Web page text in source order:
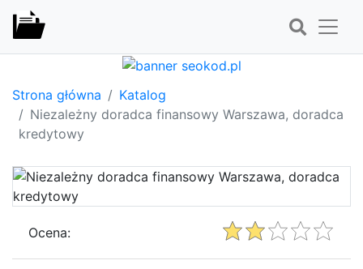
Strona główna
Katalog
Niezależny doradca finansowy Warszawa, doradca
kredytowy
Ocena: